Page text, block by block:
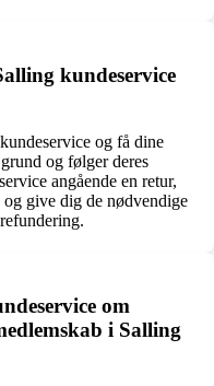
kundeservice
og få dine
og følger deres
angående en retur,
give dig de nødvendige
om
i Salling